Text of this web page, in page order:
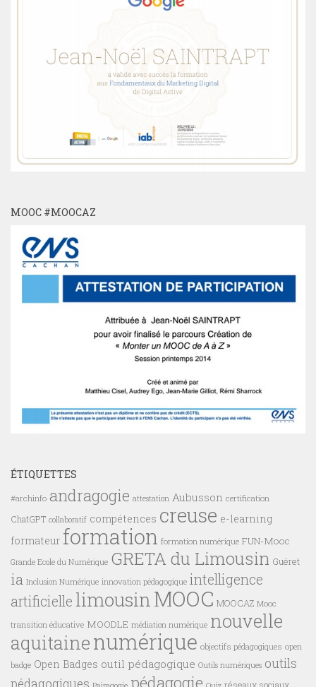
MOOC #MOOCAZ
ÉTIQUETTES
#archinfo andragogie attestation Aubusson certification
ChatGPT collaboratif compétences creuse e-learning
formateur formation formation numérique FUN-Mooc
Grande Ecole du Numérique GRETA du Limousin Guéret
ia Inclusion Numérique innovation pédagogique intelligence
artificielle limousin MOOC MOOCAZ Mooc
transition éducative MOODLE médiation numérique nouvelle
aquitainenumérique objectifs pédagogiques open
badge Open Badges outil pédagogique Outils numériques outils
pédagogiques
pédagogie réseaux sociaux